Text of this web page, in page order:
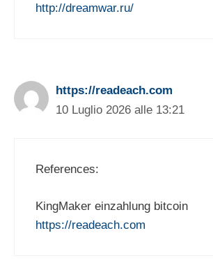
http://dreamwar.ru/
https://readeach.com
10 Luglio 2026 alle 13:21
References:
KingMaker einzahlung bitcoin
https://readeach.com